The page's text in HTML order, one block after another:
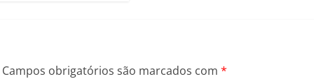
Campos obrigatórios são marcados com *